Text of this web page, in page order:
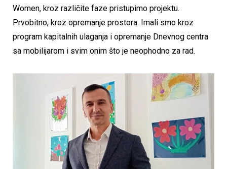
Women, kroz različite faze pristupimo projektu.
Prvobitno, kroz opremanje prostora. Imali smo kroz
program kapitalnih ulaganja i opremanje Dnevnog centra
sa mobilijarom i svim onim što je neophodno za rad.